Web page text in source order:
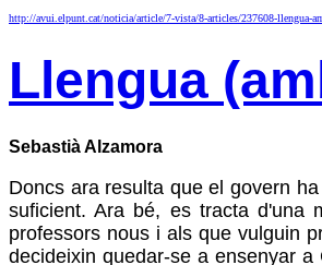
http://avui.elpunt.cat/noticia/article/7-vista/8-articles/237608-llengua-
Llengua
Sebastià Alzamora
Doncs ara resulta que el govern
suficient. Ara bé, es tracta d'una
professors nous i als que vulguin
decideixin quedar-se a ensenyar